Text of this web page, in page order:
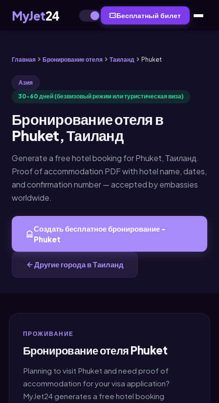
MyJet24 Бесплатный билет
Главная Бронирование отеля Таиланд Phuket
Азия
30-60 дней (безвизовый режим или туристическая виза)
Бронирование отеля в
Phuket, Таиланд
Generate a free hotel booking for Phuket, Таиланд.
Proof of accommodation PDF with hotel name, dates,
and confirmation number — accepted by embassies
worldwide.
Создать бесплатное бронирование -
Phuket
Другие города в Таиланд
ПРОЖИВАНИЕ
Бронирование отеля Phuket
Planning to visit Phuket and need proof of
accommodation for your visa application?
MyJet24 generates a free hotel booking